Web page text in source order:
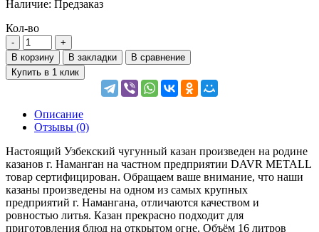
Наличие: Предзаказ
Кол-во
В корзину В закладки
В сравнение
Купить в 1 клик
Описание
Отзывы (0)
Настоящий Узбекский чугунный казан произведен на родине
казанов г. Наманган на частном предприятии DAVR METALL
товар сертифицирован. Обращаем ваше внимание, что наши
казаны произведены на одном из самых крупных
предприятий г. Намангана, отличаются качеством и
ровностью литья. Казан прекрасно подходит для
приготовления блюд на открытом огне. Объём 16 литров